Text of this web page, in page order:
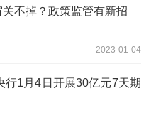
不掉？政策监管有新招
2023-01-04
行1月4日开展30亿元7天期